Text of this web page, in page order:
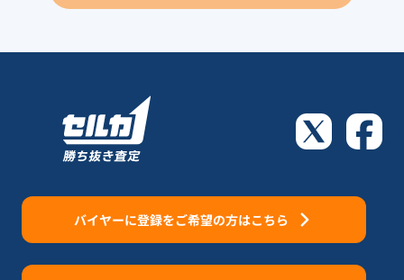
バイヤーに登録をご希望の方はこちら